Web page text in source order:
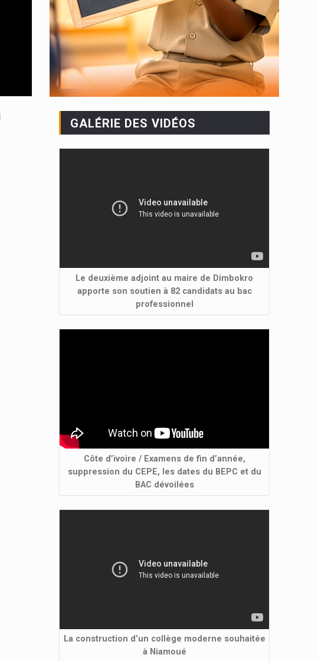
GALÉRIE DES VIDÉOS
Le deuxième adjoint au maire de Dimbokro
apporte son soutien à 82 candidats au bac
professionnel
Côte d’ivoire / Examens de fin d’année,
suppression du CEPE, les dates du BEPC et du
BAC dévoilées
La construction d’un collège moderne souhaitée
à Niamoué